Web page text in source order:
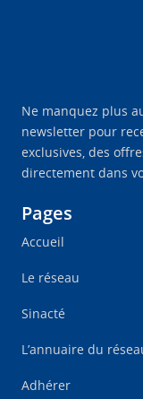
Ne manquez plus
newsletter pour
exclusives, des
directement dans
Pages
Accueil
Le réseau
Sinacté
L’annuaire du
Adhérer